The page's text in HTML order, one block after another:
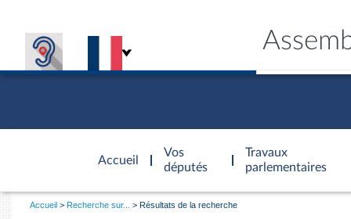
Accueil
d'accueil
Vos
députés
Travaux
parlementaires
Vous
Accueil Recherche sur... Résultats de la recherche